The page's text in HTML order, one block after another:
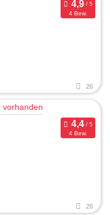
4 Bew.
26
4 Bew.
26